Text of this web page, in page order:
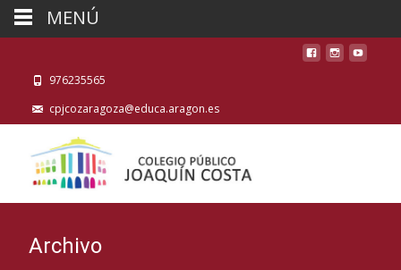
976235565
cpjcozaragoza@educa.aragon.es
Archivo
MENÚ